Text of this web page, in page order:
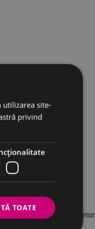
si comercializarea
site-
privind
TOATE